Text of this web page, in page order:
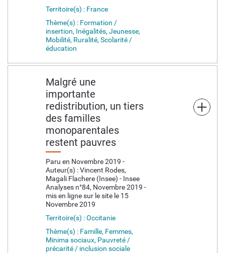
Territoire(s) : France
Thème(s) : Formation /
insertion, Inégalités, Jeunesse,
Mobilité, Ruralité, Scolarité /
éducation
Malgré une
importante
redistribution, un tiers
des familles
monoparentales
restent pauvres
Paru en Novembre 2019 -
Auteur(s) : Vincent Rodes,
Magali Flachere (Insee) - Insee
Analyses n°84, Novembre 2019 -
mis en ligne sur le site le 15
Novembre 2019
Territoire(s) : Occitanie
Thème(s) : Famille, Femmes,
Minima sociaux, Pauvreté /
précarité / inclusion sociale